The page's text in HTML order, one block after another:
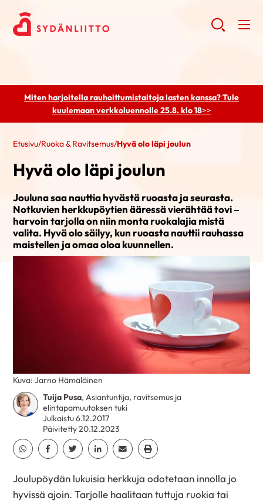
Miten harjoitella rauhoittumistaitoja lasten kanssa? Tule
kuulemaanverkkoluennolle 25.8. klo 18>>
Etusivu/Ruoka & Ravitsemus/Hyvä olo läpi joulun
Hyvä olo läpi joulun
Jouluna saa nauttia hyvästä ruoasta ja seurasta.
Notkuvien herkkupöytien ääressä vierähtää tovi –
harvoin tarjolla on niin monta ruokalajia mistä
valita. Hyvä olo säilyy, kun ruoasta nauttii rauhassa
maistellen ja omaa oloa kuunnellen.
Tuija Pusa, Asiantuntija, ravitsemus ja
elintapamuutoksen tuki
Julkaistu 6.12.2017
Päivitetty 20.12.2023
Jaa Whatsapp
Jaa Facebook
Jaa TwitterJaa Linkedin
Jaa EmailJaa Print
Kuva: Jarno Hämäläinen
Joulupöydän lukuisia herkkuja odotetaan innolla jo
hyvissä ajoin. Tarjolle haalitaan tuttuja ruokia tai